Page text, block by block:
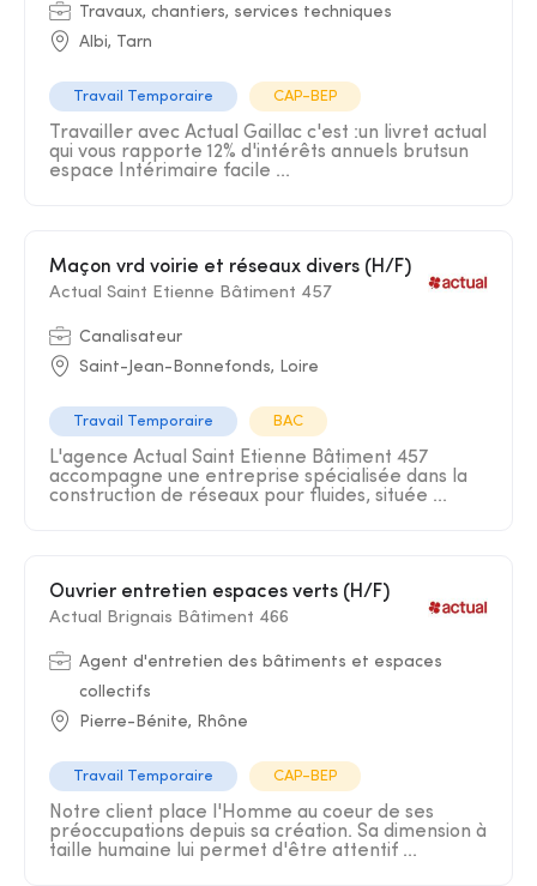
Travaux, chantiers, services techniques
Albi, Tarn
Travail Temporaire CAP-BEP
Travailler avec Actual Gaillac c'est :un livret actual
qui vous rapporte 12% d'intérêts annuels brutsun
espace Intérimaire facile ...
Maçon vrd voirie et réseaux divers (H/F)
Actual Saint Etienne Bâtiment 457
Canalisateur
Saint-Jean-Bonnefonds, Loire
Travail Temporaire BAC
L'agence Actual Saint Etienne Bâtiment 457
accompagne une entreprise spécialisée dans la
construction de réseaux pour fluides, située ...
Ouvrier entretien espaces verts (H/F)
Actual Brignais Bâtiment 466
Agent d'entretien des bâtiments et espaces
collectifs
Pierre-Bénite, Rhône
Travail Temporaire CAP-BEP
Notre client place l'Homme au coeur de ses
préoccupations depuis sa création. Sa dimension à
taille humaine lui permet d'être attentif ...